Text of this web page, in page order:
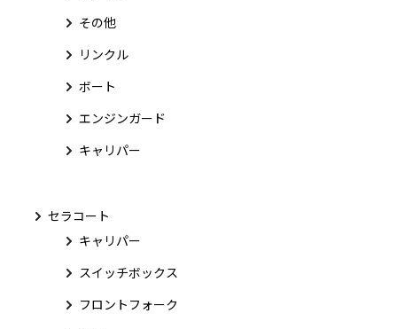
その他
リンクル
ボート
エンジンガード
キャリパー
セラコート
キャリパー
スイッチボックス
フロントフォーク